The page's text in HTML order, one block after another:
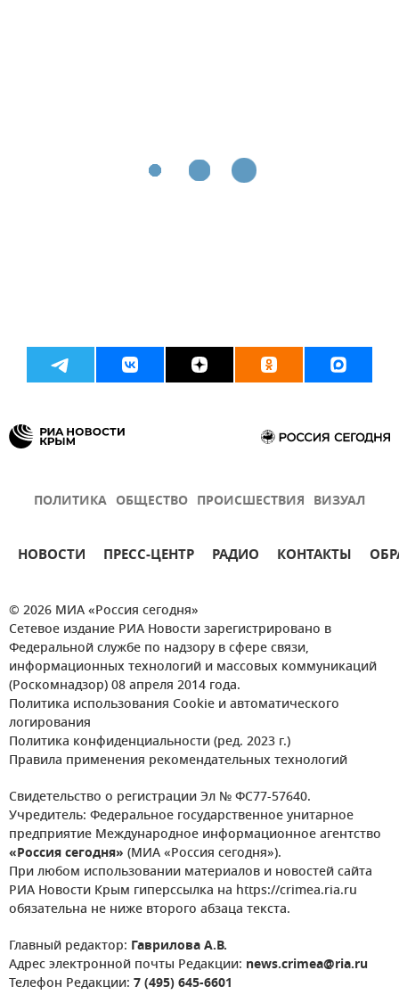
ПОЛИТИКА ОБЩЕСТВО ПРОИСШЕСТВИЯ ВИЗУАЛ
НОВОСТИ ПРЕСС-ЦЕНТР РАДИО КОНТАКТЫ
© 2026 МИА «Россия сегодня»
Сетевое издание РИА Новости зарегистрировано в
Федеральной службе по надзору в сфере связи,
информационных технологий и массовых коммуникаций
(Роскомнадзор) 08 апреля 2014 года.
Политика использования Cookie и автоматического
логирования
Политика конфиденциальности (ред. 2023 г.)
Правила применения рекомендательных технологий
Свидетельство о регистрации Эл № ФС77-57640.
Учредитель: Федеральное государственное унитарное
предприятие Международное информационное агентство
«Россия сегодня» (МИА «Россия сегодня»).
При любом использовании материалов и новостей сайта
РИА Новости Крым гиперссылка на https://crimea.ria.ru
обязательна не ниже второго абзаца текста.
Главный редактор: Гаврилова А.В.
Адрес электронной почты Редакции: news.crimea@ria.ru
Телефон Редакции: 7 (495) 645-6601